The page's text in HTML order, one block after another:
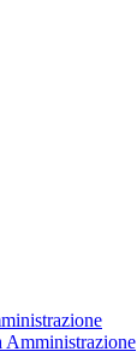
Amministrazione